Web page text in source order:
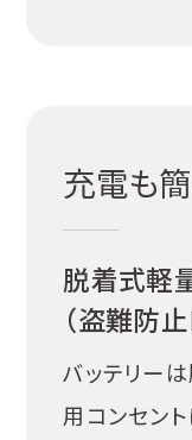
充電も簡
脱着式軽
（盗難防
バッテリー
用コンセン